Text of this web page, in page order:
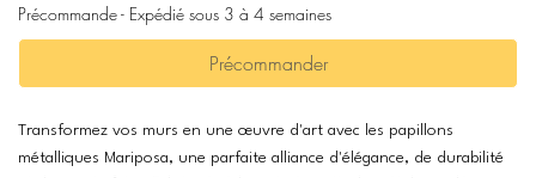
Précommande - Expédié sous 3 à 4 semaines
Précommander
Transformez vos murs en une œuvre d'art avec les papillons
métalliques Mariposa, une parfaite alliance d'élégance, de durabilité